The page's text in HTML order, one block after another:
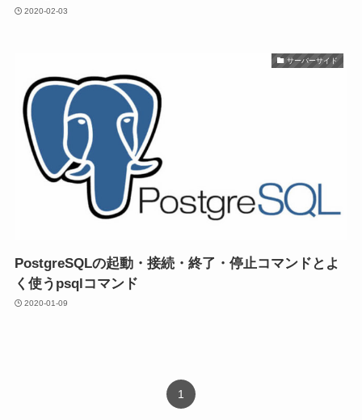
2020-02-03
サーバーサイド
PostgreSQLの起動・接続・終了・停止コマンドとよ
く使うpsqlコマンド
2020-01-09
1